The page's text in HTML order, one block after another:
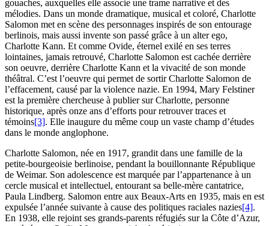
gouaches, auxquelles elle associe une trame narrative et des
mélodies. Dans un monde dramatique, musical et coloré, Charlotte
Salomon met en scène des personnages inspirés de son entourage
berlinois, mais aussi invente son passé grâce à un alter ego,
Charlotte Kann. Et comme Ovide, éternel exilé en ses terres
lointaines, jamais retrouvé, Charlotte Salomon est cachée derrière
son oeuvre, derrière Charlotte Kann et la vivacité de son monde
théâtral. C’est l’oeuvre qui permet de sortir Charlotte Salomon de
l’effacement, causé par la violence nazie. En 1994, Mary Felstiner
est la première chercheuse à publier sur Charlotte, personne
historique, après onze ans d’efforts pour retrouver traces et
témoins[3]. Elle inaugure du même coup un vaste champ d’études
dans le monde anglophone.
Charlotte Salomon, née en 1917, grandit dans une famille de la
petite-bourgeoisie berlinoise, pendant la bouillonnante République
de Weimar. Son adolescence est marquée par l’appartenance à un
cercle musical et intellectuel, entourant sa belle-mère cantatrice,
Paula Lindberg. Salomon entre aux Beaux-Arts en 1935, mais en est
expulsée l’année suivante à cause des politiques raciales nazies[4].
En 1938, elle rejoint ses grands-parents réfugiés sur la Côte d’Azur,